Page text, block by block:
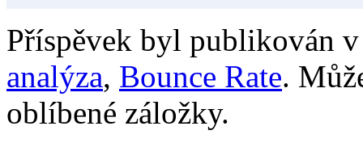
Příspěvek byl publikován
analýza, Bounce Rate.
oblíbené záložky.